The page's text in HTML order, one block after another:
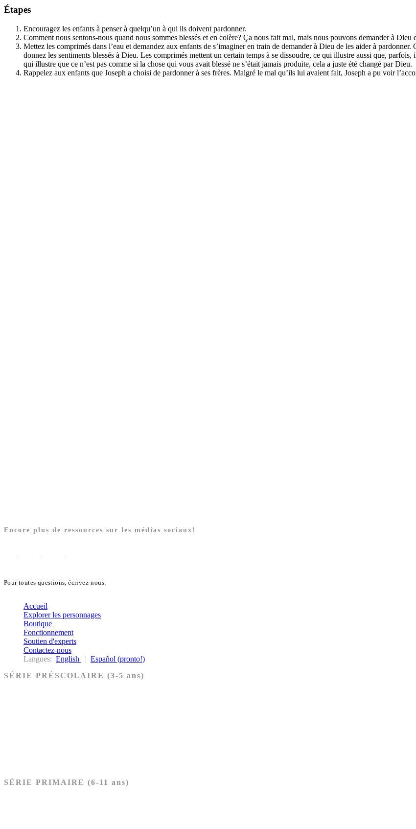
Étapes
Encouragez les enfants à penser à quelqu’un à qui ils doivent pardonner.
Comment nous sentons-nous quand nous sommes blessés et en colère? Ça nous fait mal, mais nous pouvons demander à Dieu
Mettez les comprimés dans l’eau et demandez aux enfants de s’imaginer en train de demander à Dieu de les aider à
donnez les sentiments blessés à Dieu. Les comprimés mettent un certain temps à se dissoudre, ce qui illustre aussi que,
qui illustre que ce n’est pas comme si la chose qui vous avait blessé ne s’était jamais produite, cela a juste été changé par Dieu.
Rappelez aux enfants que Joseph a choisi de pardonner à ses frères. Malgré le mal qu’ils lui avaient fait, Joseph a pu voir
Encore plus de ressources sur les médias sociaux!
Pour toutes questions, écrivez-nous:
Accueil
Explorer les personnages
Boutique
Fonctionnement
Soutien d'experts
Contactez-nous
Langues: English | Español (pronto!)
SÉRIE PRÉSCOLAIRE (3-5 ans)
SÉRIE PRIMAIRE (6-11 ans)